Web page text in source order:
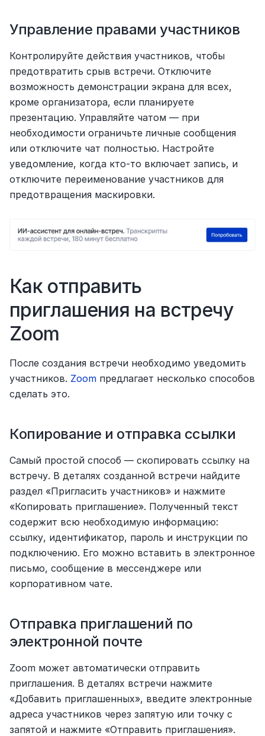
Управление правами участников
Контролируйте действия участников, чтобы
предотвратить срыв встречи. Отключите
возможность демонстрации экрана для всех,
кроме организатора, если планируете
презентацию. Управляйте чатом — при
необходимости ограничьте личные сообщения
или отключите чат полностью. Настройте
уведомление, когда кто-то включает запись, и
отключите переименование участников для
предотвращения маскировки.
Как отправить
приглашения на встречу
Zoom
После создания встречи необходимо уведомить
участников. Zoom предлагает несколько способов
сделать это.
Копирование и отправка ссылки
Самый простой способ — скопировать ссылку на
встречу. В деталях созданной встречи найдите
раздел «Пригласить участников» и нажмите
«Копировать приглашение». Полученный текст
содержит всю необходимую информацию:
ссылку, идентификатор, пароль и инструкции по
подключению. Его можно вставить в электронное
письмо, сообщение в мессенджере или
корпоративном чате.
Отправка приглашений по
электронной почте
Zoom может автоматически отправить
приглашения. В деталях встречи нажмите
«Добавить приглашенных», введите электронные
адреса участников через запятую или точку с
запятой и нажмите «Отправить приглашения».